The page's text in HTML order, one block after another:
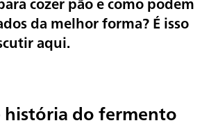
da melhor forma? É isso
aqui.
história do fermento